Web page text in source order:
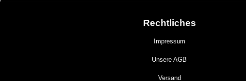
Rechtliches
Impressum
Unsere AGB
Versand